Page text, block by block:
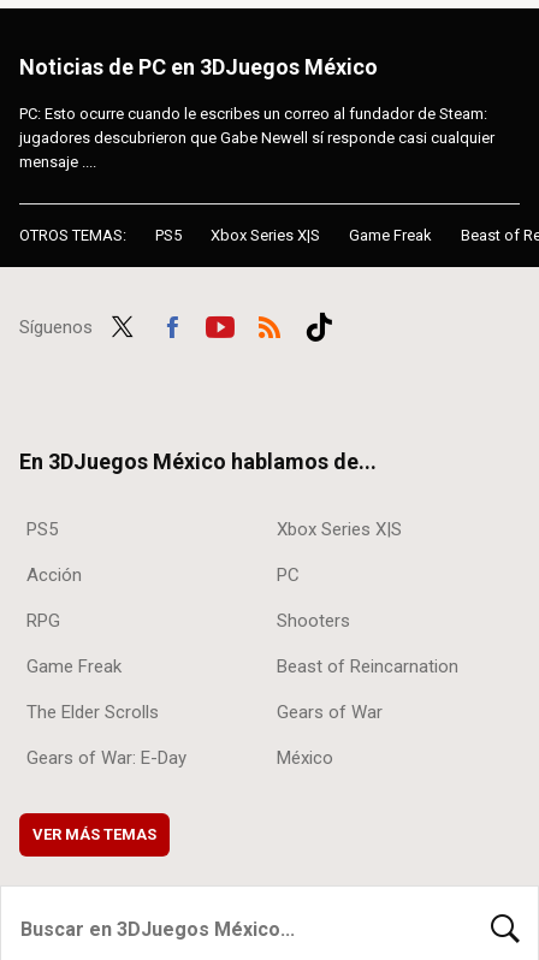
Noticias de PC en 3DJuegos México
PC: Esto ocurre cuando le escribes un correo al fundador de Steam:
jugadores descubrieron que Gabe Newell sí responde casi cualquier
mensaje ....
OTROS TEMAS: PS5 Xbox Series X|S Game Freak Beast of
Síguenos
En 3DJuegos México hablamos de...
PS5 Xbox Series X|S
Acción PC
RPG Shooters
Game Freak Beast of Reincarnation
The Elder Scrolls Gears of War
Gears of War: E-Day México
VER MÁS TEMAS